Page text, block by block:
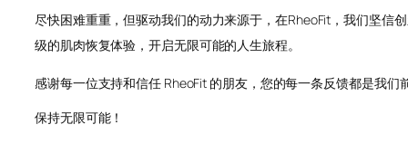
尽快困难重重，但驱动我们的动力来源于，在RheoFit，我们坚信
级的肌肉恢复体验，开启无限可能的人生旅程。
感谢每一位支持和信任 RheoFit 的朋友，您的每一条反馈都是我
保持无限可能！